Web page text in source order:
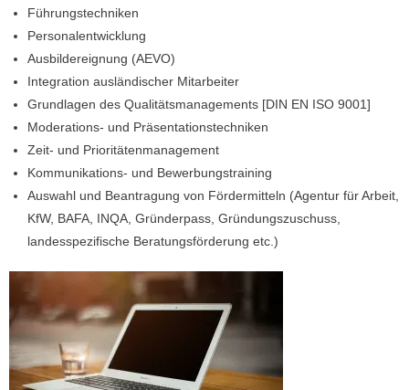
Führungstechniken
Personalentwicklung
Ausbildereignung (AEVO)
Integration ausländischer Mitarbeiter
Grundlagen des Qualitätsmanagements [DIN EN ISO 9001]
Moderations- und Präsentationstechniken
Zeit- und Prioritätenmanagement
Kommunikations- und Bewerbungstraining
Auswahl und Beantragung von Fördermitteln (Agentur für Arbeit,
KfW, BAFA, INQA, Gründerpass, Gründungszuschuss,
landesspezifische Beratungsförderung etc.)